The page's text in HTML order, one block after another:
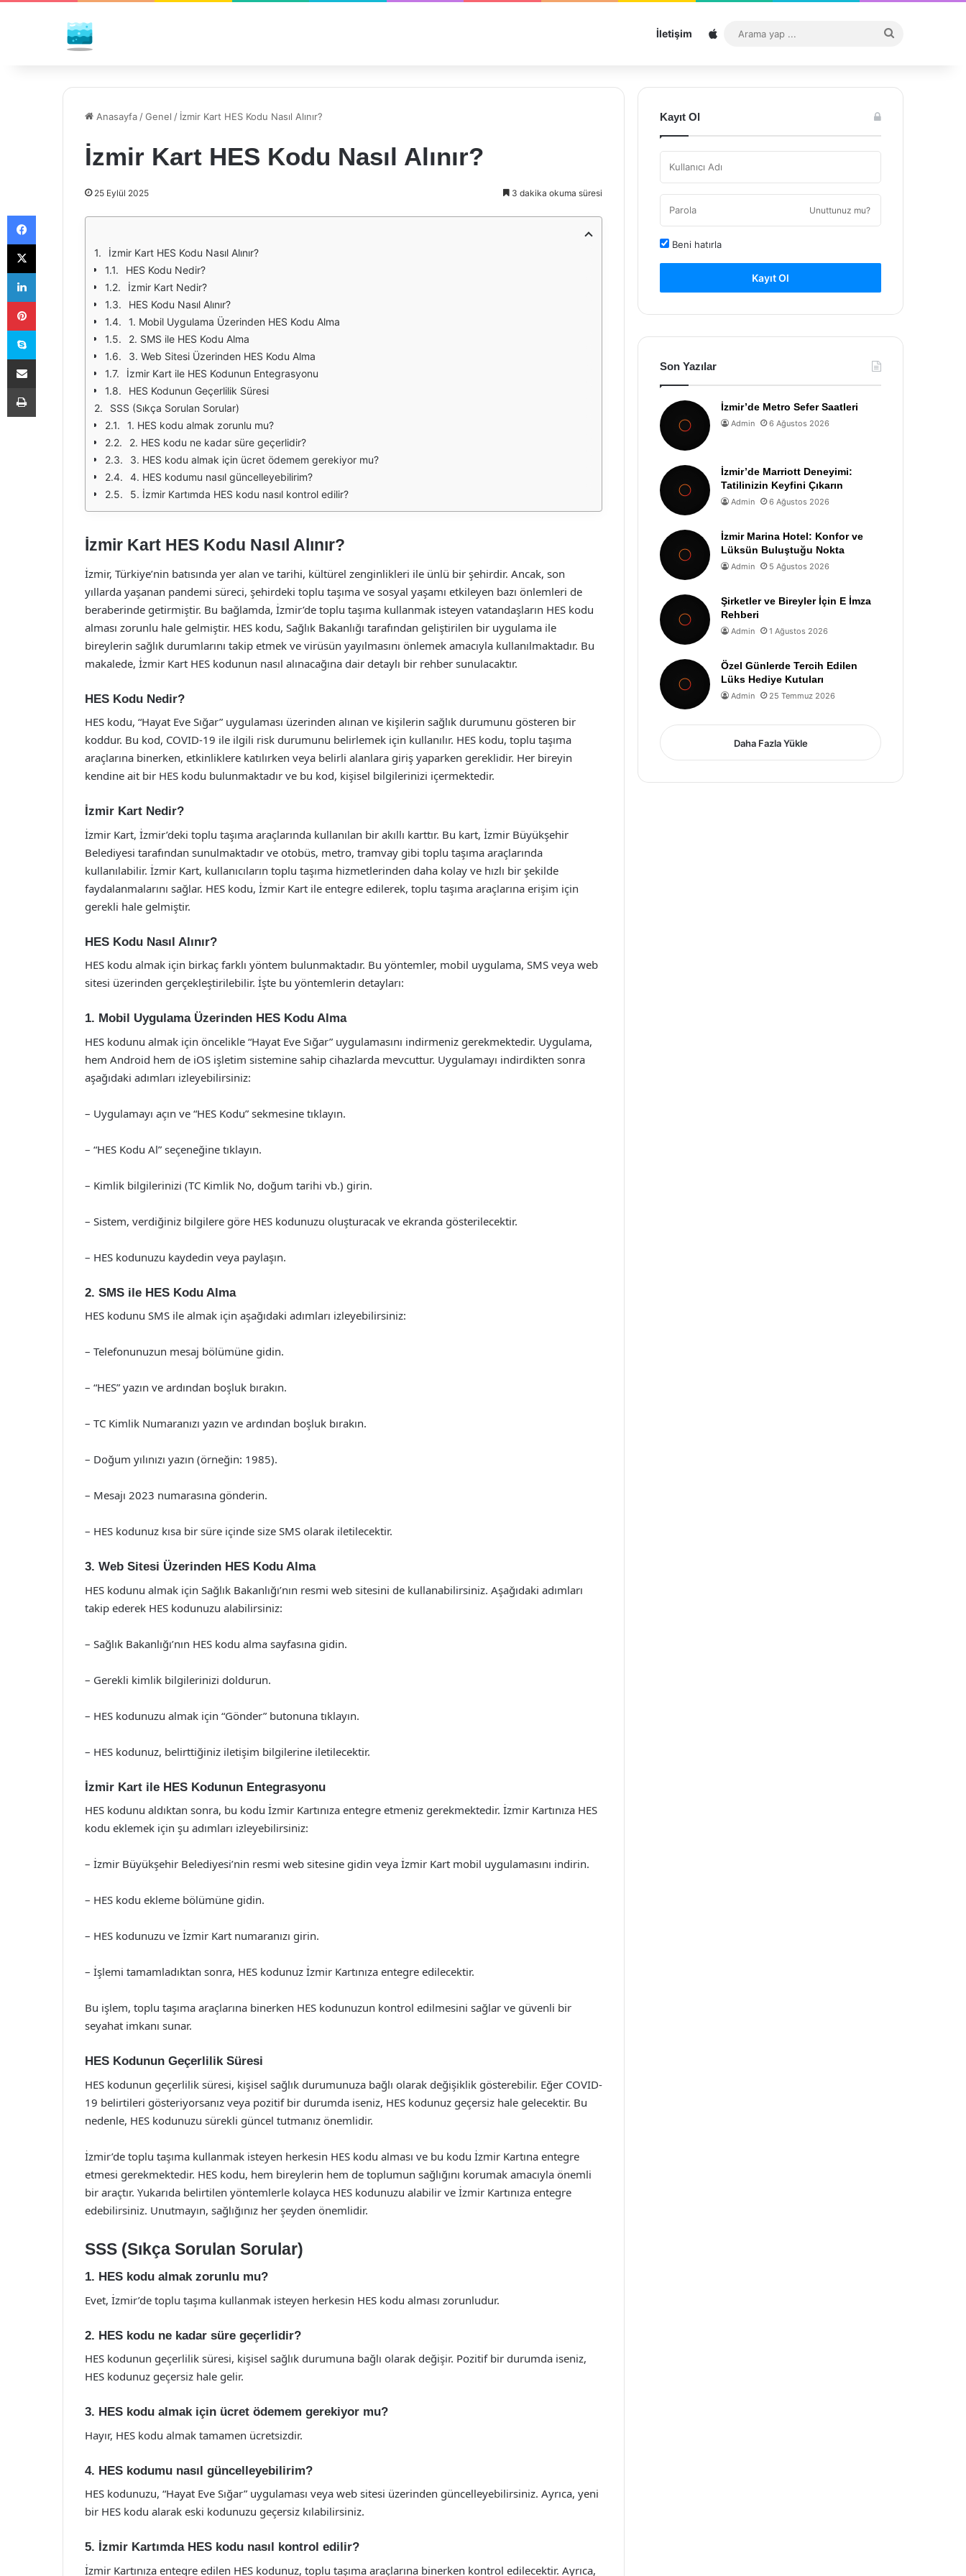
İletişim Sitemap
...
Anasayfa /Genel / İzmir Kart HES Kodu Nasıl Alınır?
İzmir Kart HES Kodu Nasıl Alınır?
25 Eylül 2025 3 dakika okuma süresi
İzmir Kart HES Kodu Nasıl Alınır?
HES Kodu Nedir?
İzmir Kart Nedir?
HES Kodu Nasıl Alınır?
1. Mobil Uygulama Üzerinden HES Kodu Alma
2. SMS ile HES Kodu Alma
3. Web Sitesi Üzerinden HES Kodu Alma
İzmir Kart ile HES Kodunun Entegrasyonu
HES Kodunun Geçerlilik Süresi
SSS (Sıkça Sorulan Sorular)
1. HES kodu almak zorunlu mu?
2. HES kodu ne kadar süre geçerlidir?
3. HES kodu almak için ücret ödemem gerekiyor mu?
4. HES kodumu nasıl güncelleyebilirim?
5. İzmir Kartımda HES kodu nasıl kontrol edilir?
İzmir Kart HES Kodu Nasıl Alınır?
İzmir, Türkiye’nin batısında yer alan ve tarihi, kültürel zenginlikleri ile ünlü bir şehirdir. Ancak, son
yıllarda yaşanan pandemi süreci, şehirdeki toplu taşıma ve sosyal yaşamı etkileyen bazı önlemleri de
beraberinde getirmiştir. Bu bağlamda, İzmir’de toplu taşıma kullanmak isteyen vatandaşların HES kodu
alması zorunlu hale gelmiştir. HES kodu, Sağlık Bakanlığı tarafından geliştirilen bir uygulama ile
bireylerin sağlık durumlarını takip etmek ve virüsün yayılmasını önlemek amacıyla kullanılmaktadır. Bu
makalede, İzmir Kart HES kodunun nasıl alınacağına dair detaylı bir rehber sunulacaktır.
HES Kodu Nedir?
HES kodu, “Hayat Eve Sığar” uygulaması üzerinden alınan ve kişilerin sağlık durumunu gösteren bir
koddur. Bu kod, COVID-19 ile ilgili risk durumunu belirlemek için kullanılır. HES kodu, toplu taşıma
araçlarına binerken, etkinliklere katılırken veya belirli alanlara giriş yaparken gereklidir. Her bireyin
kendine ait bir HES kodu bulunmaktadır ve bu kod, kişisel bilgilerinizi içermektedir.
İzmir Kart Nedir?
İzmir Kart, İzmir’deki toplu taşıma araçlarında kullanılan bir akıllı karttır. Bu kart, İzmir Büyükşehir
Belediyesi tarafından sunulmaktadır ve otobüs, metro, tramvay gibi toplu taşıma araçlarında
kullanılabilir. İzmir Kart, kullanıcıların toplu taşıma hizmetlerinden daha kolay ve hızlı bir şekilde
faydalanmalarını sağlar. HES kodu, İzmir Kart ile entegre edilerek, toplu taşıma araçlarına erişim için
gerekli hale gelmiştir.
HES Kodu Nasıl Alınır?
HES kodu almak için birkaç farklı yöntem bulunmaktadır. Bu yöntemler, mobil uygulama, SMS veya web
sitesi üzerinden gerçekleştirilebilir. İşte bu yöntemlerin detayları:
1. Mobil Uygulama Üzerinden HES Kodu Alma
HES kodunu almak için öncelikle “Hayat Eve Sığar” uygulamasını indirmeniz gerekmektedir. Uygulama,
hem Android hem de iOS işletim sistemine sahip cihazlarda mevcuttur. Uygulamayı indirdikten sonra
aşağıdaki adımları izleyebilirsiniz:
– Uygulamayı açın ve “HES Kodu” sekmesine tıklayın.
– “HES Kodu Al” seçeneğine tıklayın.
– Kimlik bilgilerinizi (TC Kimlik No, doğum tarihi vb.) girin.
– Sistem, verdiğiniz bilgilere göre HES kodunuzu oluşturacak ve ekranda gösterilecektir.
– HES kodunuzu kaydedin veya paylaşın.
2. SMS ile HES Kodu Alma
HES kodunu SMS ile almak için aşağıdaki adımları izleyebilirsiniz:
– Telefonunuzun mesaj bölümüne gidin.
– “HES” yazın ve ardından boşluk bırakın.
– TC Kimlik Numaranızı yazın ve ardından boşluk bırakın.
– Doğum yılınızı yazın (örneğin: 1985).
– Mesajı 2023 numarasına gönderin.
– HES kodunuz kısa bir süre içinde size SMS olarak iletilecektir.
3. Web Sitesi Üzerinden HES Kodu Alma
HES kodunu almak için Sağlık Bakanlığı’nın resmi web sitesini de kullanabilirsiniz. Aşağıdaki adımları
takip ederek HES kodunuzu alabilirsiniz:
– Sağlık Bakanlığı’nın HES kodu alma sayfasına gidin.
– Gerekli kimlik bilgilerinizi doldurun.
– HES kodunuzu almak için “Gönder” butonuna tıklayın.
– HES kodunuz, belirttiğiniz iletişim bilgilerine iletilecektir.
İzmir Kart ile HES Kodunun Entegrasyonu
HES kodunu aldıktan sonra, bu kodu İzmir Kartınıza entegre etmeniz gerekmektedir. İzmir Kartınıza HES
kodu eklemek için şu adımları izleyebilirsiniz:
– İzmir Büyükşehir Belediyesi’nin resmi web sitesine gidin veya İzmir Kart mobil uygulamasını indirin.
– HES kodu ekleme bölümüne gidin.
– HES kodunuzu ve İzmir Kart numaranızı girin.
– İşlemi tamamladıktan sonra, HES kodunuz İzmir Kartınıza entegre edilecektir.
Bu işlem, toplu taşıma araçlarına binerken HES kodunuzun kontrol edilmesini sağlar ve güvenli bir
seyahat imkanı sunar.
HES Kodunun Geçerlilik Süresi
HES kodunun geçerlilik süresi, kişisel sağlık durumunuza bağlı olarak değişiklik gösterebilir. Eğer COVID-
19 belirtileri gösteriyorsanız veya pozitif bir durumda iseniz, HES kodunuz geçersiz hale gelecektir. Bu
nedenle, HES kodunuzu sürekli güncel tutmanız önemlidir.
İzmir’de toplu taşıma kullanmak isteyen herkesin HES kodu alması ve bu kodu İzmir Kartına entegre
etmesi gerekmektedir. HES kodu, hem bireylerin hem de toplumun sağlığını korumak amacıyla önemli
bir araçtır. Yukarıda belirtilen yöntemlerle kolayca HES kodunuzu alabilir ve İzmir Kartınıza entegre
edebilirsiniz. Unutmayın, sağlığınız her şeyden önemlidir.
SSS (Sıkça Sorulan Sorular)
1. HES kodu almak zorunlu mu?
Evet, İzmir’de toplu taşıma kullanmak isteyen herkesin HES kodu alması zorunludur.
2. HES kodu ne kadar süre geçerlidir?
HES kodunun geçerlilik süresi, kişisel sağlık durumuna bağlı olarak değişir. Pozitif bir durumda iseniz,
HES kodunuz geçersiz hale gelir.
3. HES kodu almak için ücret ödemem gerekiyor mu?
Hayır, HES kodu almak tamamen ücretsizdir.
4. HES kodumu nasıl güncelleyebilirim?
HES kodunuzu, “Hayat Eve Sığar” uygulaması veya web sitesi üzerinden güncelleyebilirsiniz. Ayrıca, yeni
bir HES kodu alarak eski kodunuzu geçersiz kılabilirsiniz.
5. İzmir Kartımda HES kodu nasıl kontrol edilir?
İzmir Kartınıza entegre edilen HES kodunuz, toplu taşıma araçlarına binerken kontrol edilecektir. Ayrıca,
Kayıt Ol
Unuttunuz mu?
Beni hatırla
Kayıt Ol
Son Yazılar
İzmir’de Metro Sefer Saatleri
Admin 6 Ağustos 2026
İzmir’de Marriott Deneyimi:
Tatilinizin Keyfini Çıkarın
Admin 6 Ağustos 2026
İzmir Marina Hotel: Konfor ve
Lüksün Buluştuğu Nokta
Admin 5 Ağustos 2026
Şirketler ve Bireyler İçin E İmza
Rehberi
Admin 1 Ağustos 2026
Özel Günlerde Tercih Edilen
Lüks Hediye Kutuları
Admin 25 Temmuz 2026
Daha Fazla Yükle
Facebook
X
LinkedIn
Pinterest
Skype
E-Posta ile paylaş